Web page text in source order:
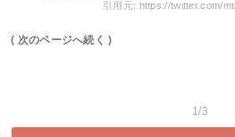
( 次のページへ続く )
1/3